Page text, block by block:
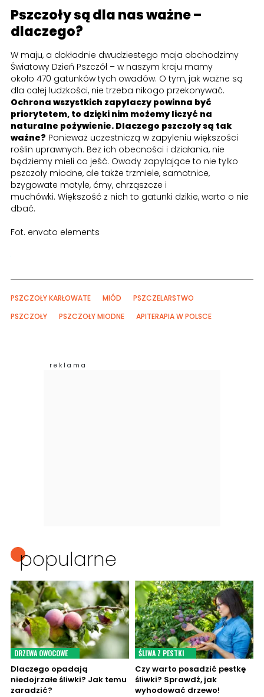
Pszczoły są dla nas ważne –
dlaczego?
W maju, a dokładnie dwudziestego maja obchodzimy
Światowy Dzień Pszczół – w naszym kraju mamy
około 470 gatunków tych owadów. O tym, jak ważne są
dla całej ludzkości, nie trzeba nikogo przekonywać.
Ochrona wszystkich zapylaczy powinna być
priorytetem, to dzięki nim możemy liczyć na
naturalne pożywienie. Dlaczego pszczoły są tak
ważne? Ponieważ uczestniczą w zapyleniu większości
roślin uprawnych. Bez ich obecności i działania, nie
będziemy mieli co jeść. Owady zapylające to nie tylko
pszczoły miodne, ale także trzmiele, samotnice,
bzygowate motyle, ćmy, chrząszcze i
muchówki. Większość z nich to gatunki dzikie, warto o nie
dbać.
Fot. envato elements
PSZCZOŁY KARŁOWATE MIÓD
PSZCZELARSTWO
PSZCZOŁY
PSZCZOŁY MIODNE APITERAPIA W POLSCE
popularne
DRZEWA OWOCOWE
Dlaczego opadają
niedojrzałe śliwki? Jak temu
zaradzić?
ŚLIWA Z PESTKI
Czy warto posadzić pestkę
śliwki? Sprawdź, jak
wyhodować drzewo!